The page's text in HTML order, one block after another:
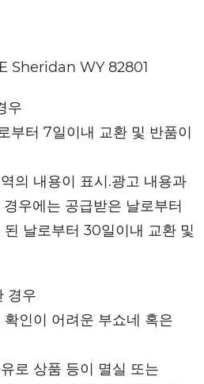
Sheridan WY 82801
우
부터 7일이내 교환 및 반품이
의 내용이 표시.광고 내용과
우에는 공급받은 날로부터
날로부터 30일이내 교환 및
경우
인이 어려운 부쇼네 혹은
로 상품 등이 멸실 또는